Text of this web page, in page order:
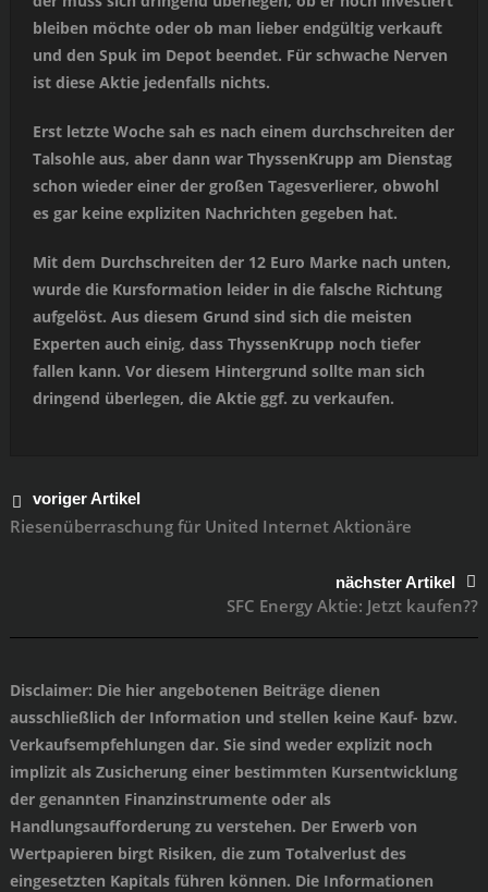
bleiben möchte oder ob man lieber endgültig verkauft
und den Spuk im Depot beendet. Für schwache Nerven
ist diese Aktie jedenfalls nichts.
Erst letzte Woche sah es nach einem durchschreiten der
Talsohle aus, aber dann war ThyssenKrupp am Dienstag
schon wieder einer der großen Tagesverlierer, obwohl
es gar keine expliziten Nachrichten gegeben hat.
Mit dem Durchschreiten der 12 Euro Marke nach unten,
wurde die Kursformation leider in die falsche Richtung
aufgelöst. Aus diesem Grund sind sich die meisten
Experten auch einig, dass ThyssenKrupp noch tiefer
fallen kann. Vor diesem Hintergrund sollte man sich
dringend überlegen, die Aktie ggf. zu verkaufen.
voriger Artikel
Riesenüberraschung für United Internet Aktionäre
nächster Artikel
SFC Energy Aktie: Jetzt kaufen??
Disclaimer: Die hier angebotenen Beiträge dienen
ausschließlich der Information und stellen keine Kauf- bzw.
Verkaufsempfehlungen dar. Sie sind weder explizit noch
implizit als Zusicherung einer bestimmten Kursentwicklung
der genannten Finanzinstrumente oder als
Handlungsaufforderung zu verstehen. Der Erwerb von
Wertpapieren birgt Risiken, die zum Totalverlust des
eingesetzten Kapitals führen können. Die Informationen